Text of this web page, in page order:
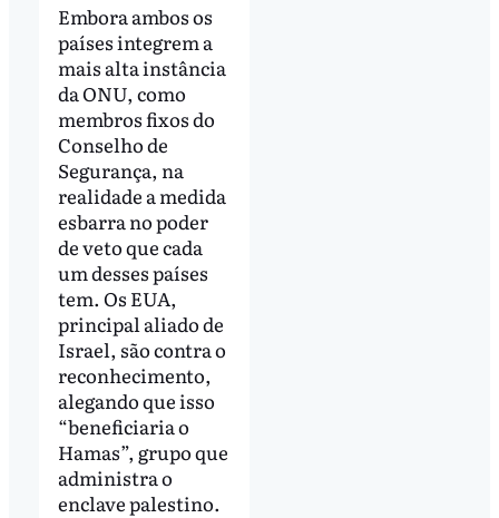
Embora ambos os
países integrem a
mais alta instância
da ONU, como
membros fixos do
Conselho de
Segurança, na
realidade a medida
esbarra no poder
de veto que cada
um desses países
tem. Os EUA,
principal aliado de
Israel, são contra o
reconhecimento,
alegando que isso
“beneficiaria o
Hamas”, grupo que
administra o
enclave palestino.